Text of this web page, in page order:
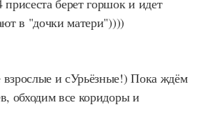
берет горшок и идет
в "дочки матери"))))
и сУрьёзные!) Пока ждём
обходим все коридоры и